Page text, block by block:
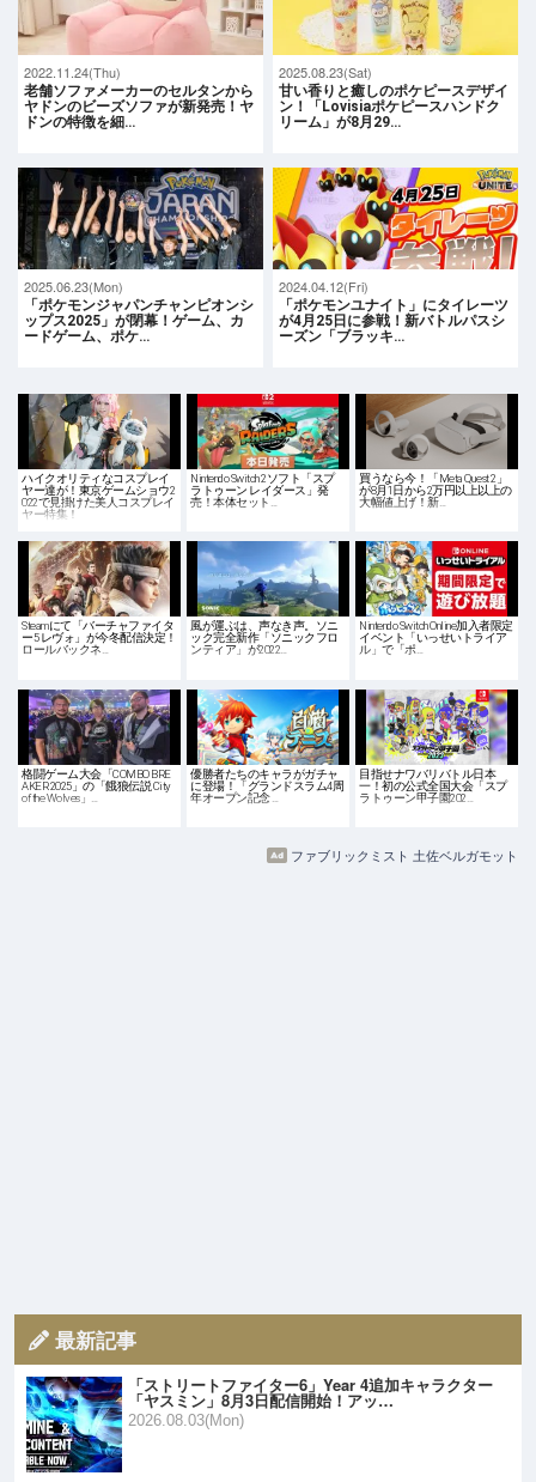
2022.11.24(Thu)
老舗ソファメーカーのセルタンから
ヤドンのビーズソファが新発売！ヤ
ドンの特徴を細…
2025.08.23(Sat)
甘い香りと癒しのポケピースデザイ
ン！「Lovisiaポケピースハンドク
リーム」が8月29…
2025.06.23(Mon)
「ポケモンジャパンチャンピオンシ
ップス2025」が閉幕！ゲーム、カ
ードゲーム、ポケ…
2024.04.12(Fri)
「ポケモンユナイト」にタイレーツ
が4月25日に参戦！新バトルパスシ
ーズン「ブラッキ…
ハイクオリティなコスプレイ
ヤー達が！東京ゲームショウ2
022で見掛けた美人コスプレイ
ヤー特集！
Nintendo Switch 2ソフト「スプ
ラトゥーン レイダース」発
売！本体セット…
買うなら今！「Meta Quest 2」
が8月1日から2万円以上以上の
大幅値上げ！新…
Steamにて「バーチャファイタ
ー5 レヴォ」が今冬配信決定！
ロールバックネ…
風が運ぶは、声なき声。ソニ
ック完全新作「ソニックフロ
ンティア」が2022…
Nintendo Switch Online加入者限定
イベント「いっせいトライア
ル」で「ポ…
格闘ゲーム大会「COMBO BRE
AKER 2025」の「餓狼伝説 City
of the Wolves」…
優勝者たちのキャラがガチャ
に登場！「グランドスラム4周
年オープン記念 …
目指せナワバリバトル日本
一！初の公式全国大会「スプ
ラトゥーン甲子園202…
ファブリックミスト 土佐ベルガモット
最新記事
「ストリートファイター6」Year 4追加キャラクター
「ヤスミン」8月3日配信開始！アッ…
2026.08.03(Mon)